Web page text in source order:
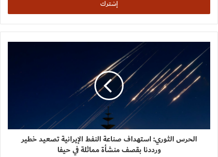
الحرس الثوري: استهداف صناعة النفط الإيرانية تصعيد خطير
ورددنا بقصف منشأة مماثلة في حيفا